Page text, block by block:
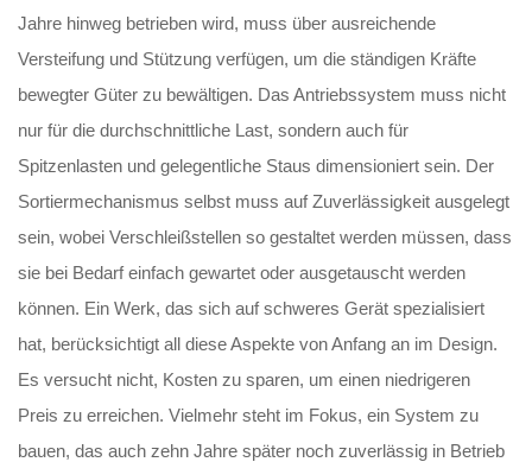
Jahre hinweg betrieben wird, muss über ausreichende
Versteifung und Stützung verfügen, um die ständigen Kräfte
bewegter Güter zu bewältigen. Das Antriebssystem muss nicht
nur für die durchschnittliche Last, sondern auch für
Spitzenlasten und gelegentliche Staus dimensioniert sein. Der
Sortiermechanismus selbst muss auf Zuverlässigkeit ausgelegt
sein, wobei Verschleißstellen so gestaltet werden müssen, dass
sie bei Bedarf einfach gewartet oder ausgetauscht werden
können. Ein Werk, das sich auf schweres Gerät spezialisiert
hat, berücksichtigt all diese Aspekte von Anfang an im Design.
Es versucht nicht, Kosten zu sparen, um einen niedrigeren
Preis zu erreichen. Vielmehr steht im Fokus, ein System zu
bauen, das auch zehn Jahre später noch zuverlässig in Betrieb